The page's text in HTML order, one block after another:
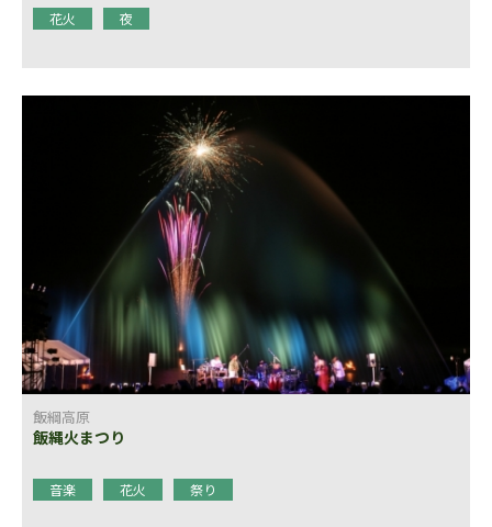
花火 夜
飯綱高原
飯縄火まつり
音楽 花火 祭り